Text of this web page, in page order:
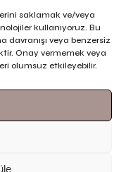
saklamak ve/veya
kullanıyoruz. Bu
davranışı veya benzersiz
Onay vermemek veya
olumsuz etkileyebilir.